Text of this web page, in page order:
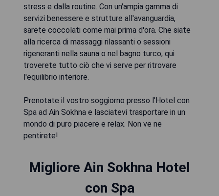
stress e dalla routine. Con un'ampia gamma di
servizi benessere e strutture all'avanguardia,
sarete coccolati come mai prima d'ora. Che siate
alla ricerca di massaggi rilassanti o sessioni
rigeneranti nella sauna o nel bagno turco, qui
troverete tutto ciò che vi serve per ritrovare
l'equilibrio interiore.
Prenotate il vostro soggiorno presso l'Hotel con
Spa ad Ain Sokhna e lasciatevi trasportare in un
mondo di puro piacere e relax. Non ve ne
pentirete!
Migliore Ain Sokhna Hotel
con Spa